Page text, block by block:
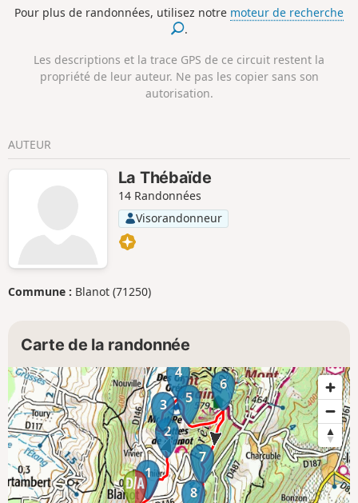
pentes.
Pour plus de randonnées, utilisez notre moteur de recherche
.
Les descriptions et la trace GPS de ce circuit restent la
propriété de leur auteur. Ne pas les copier sans son
autorisation.
AUTEUR
La Thébaïde
14 Randonnées
Visorandonneur
Commune : Blanot (71250)
Carte de la randonnée
1
2
3
4
5
6
7
8